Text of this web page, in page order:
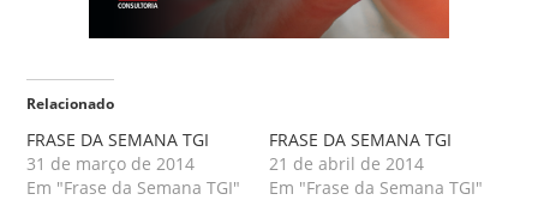
Relacionado
FRASE DA SEMANA TGI
31 de março de 2014
Em "Frase da Semana TGI"
FRASE DA SEMANA TGI
21 de abril de 2014
Em "Frase da Semana TGI"